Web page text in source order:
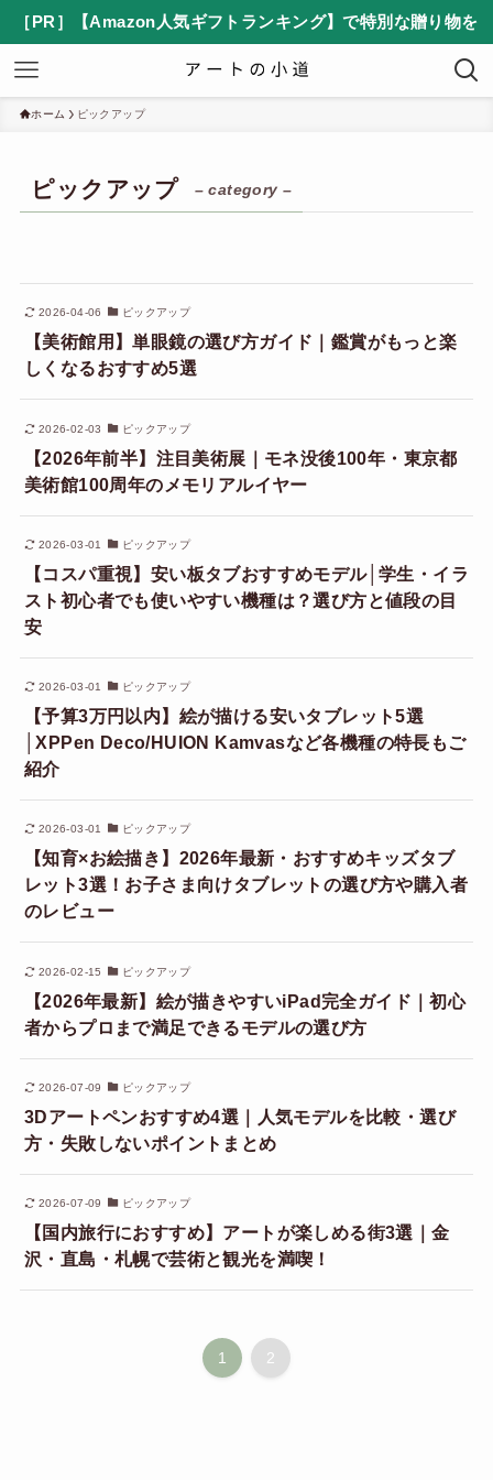
［PR］【Amazon人気ギフトランキング】で特別な贈り物を
ホーム ピックアップ
ピックアップ – category –
2026-04-06 ピックアップ
【​美術館用】単眼鏡の選び方ガイド｜鑑賞がもっと楽
しくなるおすすめ5選
2026-02-03 ピックアップ
【2026年前半】注目美術展｜モネ没後100年・東京都
美術館100周年のメモリアルイヤー
2026-03-01 ピックアップ
【コスパ重視】安い板タブおすすめモデル│学生・イラ
スト初心者でも使いやすい機種は？選び方と値段の目
安
2026-03-01 ピックアップ
【予算3万円以内】絵が描ける安いタブレット5選
│XPPen Deco/HUION Kamvasなど各機種の特長もご
紹介
2026-03-01 ピックアップ
【知育×お絵描き】2026年最新・おすすめキッズタブ
レット3選！お子さま向けタブレットの選び方や購入者
のレビュー
2026-02-15 ピックアップ
【2026年最新】絵が描きやすいiPad完全ガイド｜初心
者からプロまで満足できるモデルの選び方
2026-07-09 ピックアップ
3Dアートペンおすすめ4選｜人気モデルを比較・選び
方・失敗しないポイントまとめ
2026-07-09 ピックアップ
【国内旅行におすすめ】アートが楽しめる街3選｜金
沢・直島・札幌で芸術と観光を満喫！
1 2